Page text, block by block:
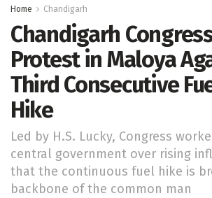
Home Chandigarh
Chandigarh
Protest in Maloya
Third Consecutive
Hike
Led by H.S. Lucky, Congress
central government over rising
that the continuous fuel hike is
backbone of the common man